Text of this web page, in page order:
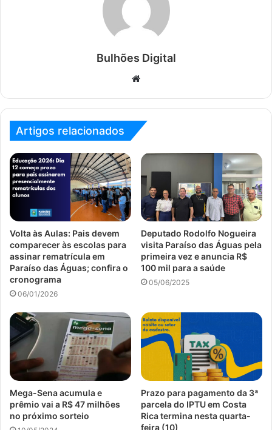
Bulhões Digital
Website
Artigos relacionados
Volta às Aulas: Pais devem
comparecer às escolas para
assinar rematrícula em
Paraíso das Águas; confira o
cronograma
06/01/2026
Deputado Rodolfo Nogueira
visita Paraíso das Águas pela
primeira vez e anuncia R$
100 mil para a saúde
05/06/2025
Mega-Sena acumula e
prêmio vai a R$ 47 milhões
no próximo sorteio
Prazo para pagamento da 3ª
parcela do IPTU em Costa
Rica termina nesta quarta-
feira (10)